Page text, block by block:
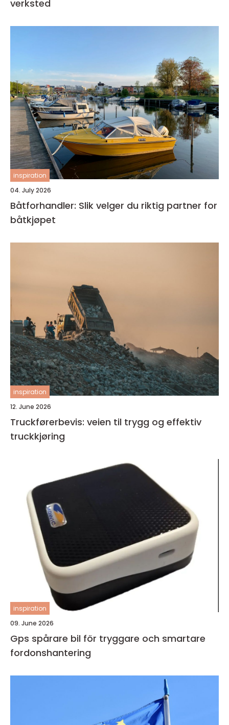
verksted
inspiration
04. July 2026
Båtforhandler: Slik velger du riktig partner for
båtkjøpet
inspiration
12. June 2026
Truckførerbevis: veien til trygg og effektiv
truckkjøring
inspiration
09. June 2026
Gps spårare bil för tryggare och smartare
fordonshantering